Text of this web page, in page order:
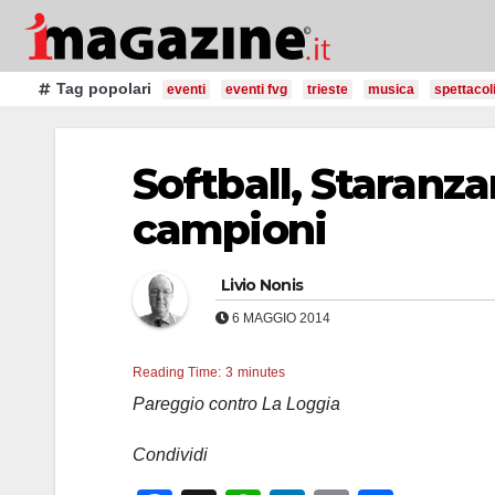
Salta
contenutoTag popolari eventi eventi fvg trieste musica spettacoli
Softball,
campioni
Livio Nonis
6 MAGGIO 2014
Reading Time: 3 minutes
Pareggio contro La Loggia
Condividi